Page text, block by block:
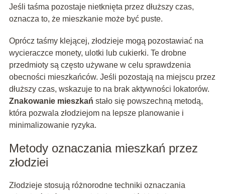
Jeśli taśma pozostaje nietknięta przez dłuższy czas,
oznacza to, że mieszkanie może być puste.
Oprócz taśmy klejącej, złodzieje mogą pozostawiać na
wycieraczce monety, ulotki lub cukierki. Te drobne
przedmioty są często używane w celu sprawdzenia
obecności mieszkańców. Jeśli pozostają na miejscu przez
dłuższy czas, wskazuje to na brak aktywności lokatorów.
Znakowanie mieszkań stało się powszechną metodą,
która pozwala złodziejom na lepsze planowanie i
minimalizowanie ryzyka.
Metody oznaczania mieszkań przez
złodziei
Złodzieje stosują różnorodne techniki oznaczania